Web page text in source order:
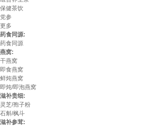
保健茶饮
党参
更多
药食同源:
药食同源
燕窝:
干燕窝
即食燕窝
鲜炖燕窝
即炖/即泡燕窝
滋补贵细:
灵芝/孢子粉
石斛/枫斗
滋补参茸: